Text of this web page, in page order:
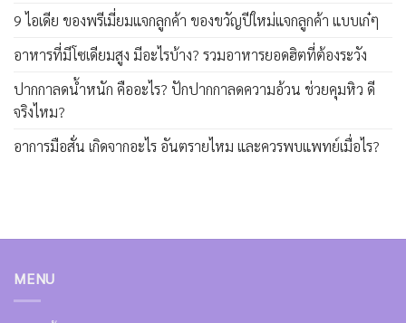
9 ไอเดีย ของพรีเมี่ยมแจกลูกค้า ของขวัญปีใหม่แจกลูกค้า แบบเก๋ๆ
อาหารที่มีโซเดียมสูง มีอะไรบ้าง? รวมอาหารยอดฮิตที่ต้องระวัง
ปากกาลดน้ำหนัก คืออะไร? ปักปากกาลดความอ้วน ช่วยคุมหิว ดี
จริงไหม?
อาการมือสั่น เกิดจากอะไร อันตรายไหม และควรพบแพทย์เมื่อไร?
MENU